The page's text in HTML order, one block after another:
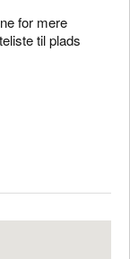
for mere
til plads